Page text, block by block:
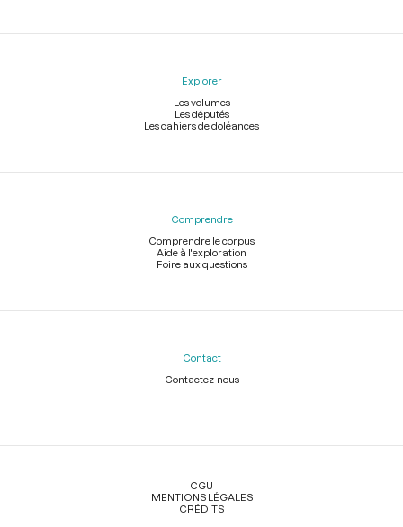
Explorer
Les volumes
Les députés
Les cahiers de doléances
Comprendre
Comprendre le corpus
Aide à l'exploration
Foire aux questions
Contact
Contactez-nous
Légal
CGU
MENTIONS LÉGALES
CRÉDITS